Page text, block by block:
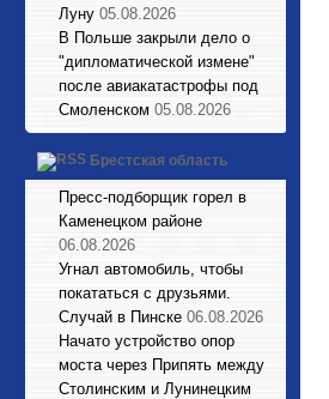
Луну 05.08.2026
В Польше закрыли дело о
"дипломатической измене"
после авиакатастрофы под
Смоленском 05.08.2026
Брестская область
Пресс-подборщик горел в
Каменецком районе
06.08.2026
Угнал автомобиль, чтобы
покататься с друзьями.
Случай в Пинске 06.08.2026
Начато устройство опор
моста через Припять между
Столинским и Лунинецким